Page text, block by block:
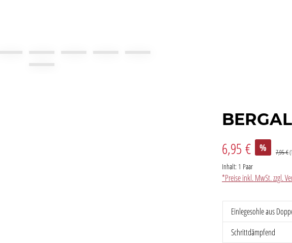
6,95 € % 7,95 €
Inhalt: 1 Paar
*Preise inkl. MwSt. zzgl.
Einlegesohle aus
Schrittdämpfend